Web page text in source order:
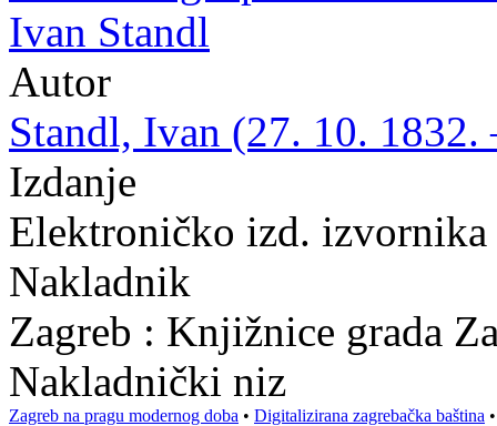
Ivan Standl
Autor
Standl, Ivan (27. 10. 1832.
Izdanje
Elektroničko izd.
Nakladnik
Zagreb : Knjižnice grada
Nakladnički niz
Zagreb na pragu modernog doba • Digitalizirana zagrebačka baština